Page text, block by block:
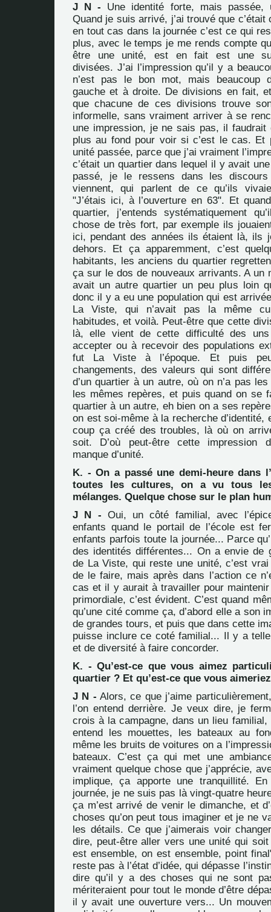
J N - Une identité forte, mais passée,
Quand je suis arrivé, j’ai trouvé que
en tout cas dans la journée c’est ce qui
plus, avec le temps je me rends compte
être une unité, est en fait est une
divisées. J’ai l’impression qu’il y a
n’est pas le bon mot, mais beaucoup
gauche et à droite. De divisions en fait,
que chacune de ces divisions trouve
informelle, sans vraiment arriver à se
une impression, je ne sais pas, il faudrait
plus au fond pour voir si c’est le cas. Et
unité passée, parce que j’ai vraiment
c’était un quartier dans lequel il y avait
passé, je le ressens dans les
viennent, qui parlent de ce qu’ils
"J’étais ici, à l’ouverture en 63". Et
quartier, j’entends systématiquement
chose de très fort, par exemple ils
ici, pendant des années ils étaient là, ils
dehors. Et ça apparemment, c’est
habitants, les anciens du quartier
ça sur le dos de nouveaux arrivants. A un
avait un autre quartier un peu plus loin
donc il y a eu une population qui est
La Viste, qui n’avait pas la même
habitudes, et voilà. Peut-être que cette
là, elle vient de cette difficulté des
accepter ou à recevoir des populations
fut La Viste à l’époque. Et puis
changements, des valeurs qui sont
d’un quartier à un autre, où on n’a pas
les mêmes repères, et puis quand on se
quartier à un autre, eh bien on a ses
on est soi-même à la recherche d’identité,
coup ça créé des troubles, là où on
soit. D’où peut-être cette impression
manque d’unité.
K. - On a passé une demi-heure dans
toutes les cultures, on a vu tous
mélanges. Quelque chose sur le plan
J N - Oui, un côté familial, avec
enfants quand le portail de l’école est
enfants parfois toute la journée... Parce
des identités différentes... On a envie de
de La Viste, qui reste une unité, c’est
de le faire, mais après dans l’action ce
cas et il y aurait à travailler pour
primordiale, c’est évident. C’est quand
qu’une cité comme ça, d’abord elle a son
de grandes tours, et puis que dans cette
puisse inclure ce coté familial... Il y a
et de diversité à faire concorder.
K. - Qu’est-ce que vous aimez
quartier ? Et qu’est-ce que vous
J N - Alors, ce que j’aime
l’on entend derrière. Je veux dire, je
crois à la campagne, dans un lieu
entend les mouettes, les bateaux au
même les bruits de voitures on a
bateaux. C’est ça qui met une
vraiment quelque chose que j’apprécie,
implique, ça apporte une tranquillité.
journée, je ne suis pas là vingt-quatre
ça m’est arrivé de venir le dimanche, et
choses qu’on peut tous imaginer et je ne
les détails. Ce que j’aimerais voir
dire, peut-être aller vers une unité qui
est ensemble, on est ensemble, point
reste pas à l’état d’idée, qui dépasse
dire qu’il y a des choses qui ne sont
mériteraient pour tout le monde d’être
il y avait une ouverture vers... Un